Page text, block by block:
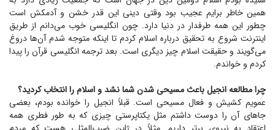
همین خاطر برایم عجیب بود وقتی دینی این قدر خشن و آدمکش است
چطور این همه طرفدار در دنیا دارد. چون انگلیسی خوب می‌دانم از طریق
اینترنت شروع به تحقیق درباره اسلام کردم تا اینکه متوجه شدم آن‌ها دروغ
می‌گویند و حقیقت اسلام چیز دیگری است. بعد ترجمه انگلیسی قرآن را پیدا
کردم و خواندم.
چرا مطالعه انجیل باعث مسیحی شدن شما نشد و اسلام را انتخاب کردید؟
عمویم کشیش و فعال مسیحی است. قبلاً انجیل را خوانده بودم، بعضی
جا‌های آن را دوست داشتم مثل یکتاپرستی چیزی که به طور فطری همه